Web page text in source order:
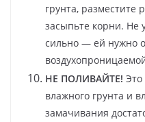
грунта, разместите
засыпьте корни. Не
сильно — ей нужно
НЕ ПОЛИВАЙТЕ! Это
влажного грунта и
замачивания